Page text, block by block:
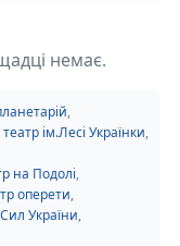
немає.
,
ім.Лесі Українки,
на Подолі,
оперети,
України,